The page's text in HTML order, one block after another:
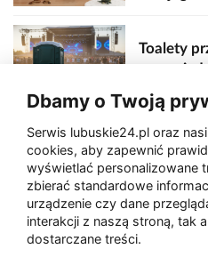
Toalety
sceny,
Akcja po
Ruszyła
Dbamy o Twoją
Serwis lubuskie24.pl oraz
cookies, aby zapewnić
wyświetlać personalizowane
zbierać standardowe
urządzenie czy dane
interakcji z naszą stroną, tak
dostarczane treści.